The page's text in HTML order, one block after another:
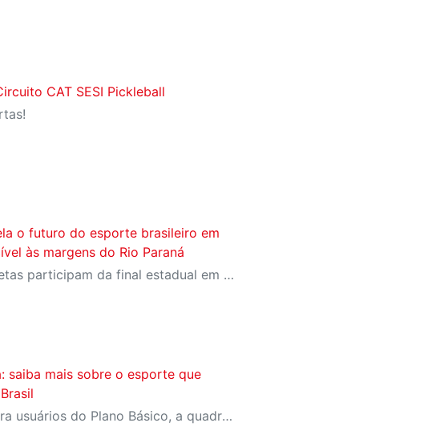
CAT SESI Pickleball
o futuro do esporte brasileiro em
às margens do Rio Paraná
Mil jovens atletas participam da final estadual em Presidente Epitácio, reforçando a Liga Sesi como um dos principais ambientes de formação esportiva do país
saiba mais sobre o esporte que
Disponível para usuários do Plano Básico, a quadra de areia do CAT oferece lazer ao ar livre e incentivo à prática esportiva